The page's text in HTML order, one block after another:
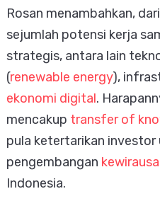
Rosan menambahkan,
sejumlah potensi kerja
strategis, antara lain
(renewable energy),
ekonomi digital.
mencakup transfer of
pula ketertarikan investor
pengembangan
Indonesia.